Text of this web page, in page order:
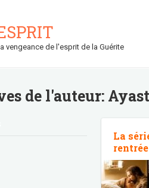
vengeance de l'esprit de la Guérite
de l'auteur:
La
rentrée